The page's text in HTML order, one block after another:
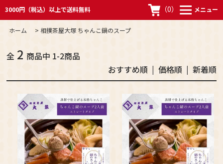
3000円（税込）以上で送料無料 （0） メニュー
ホーム > 相撲茶屋大塚 ちゃんこ鍋のスープ
全 2 商品中 1-2商品
おすすめ順 | 価格順 | 新着順